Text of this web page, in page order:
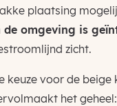
plaatsing
de omgeving is
zicht.
keuze voor de
het